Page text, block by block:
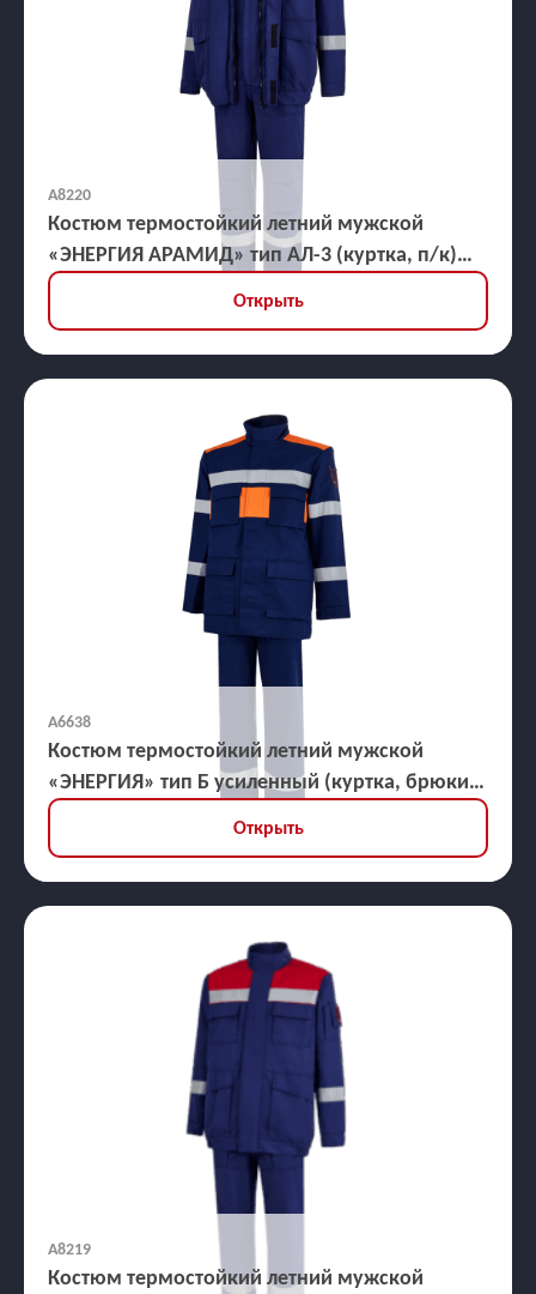
А8220
Костюм термостойкий летний мужской
«ЭНЕРГИЯ АРАМИД» тип АЛ-3 (куртка, п/к)
21,2 кал/кв.см
Открыть
А6638
Костюм термостойкий летний мужской
«ЭНЕРГИЯ» тип Б усиленный (куртка, брюки),
ЗЭТВ 35,2 кал/кв.см
Открыть
А8219
Костюм термостойкий летний мужской